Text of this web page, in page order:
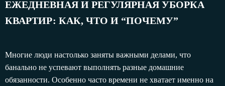
ЕЖЕДНЕВНАЯ И РЕГУЛЯРНАЯ УБОРКА
КВАРТИР: КАК, ЧТО И “ПОЧЕМУ”
Многие люди настолько заняты важными делами, что
банально не успевают выполнять разные домашние
обязанности. Особенно часто времени не хватает именно на